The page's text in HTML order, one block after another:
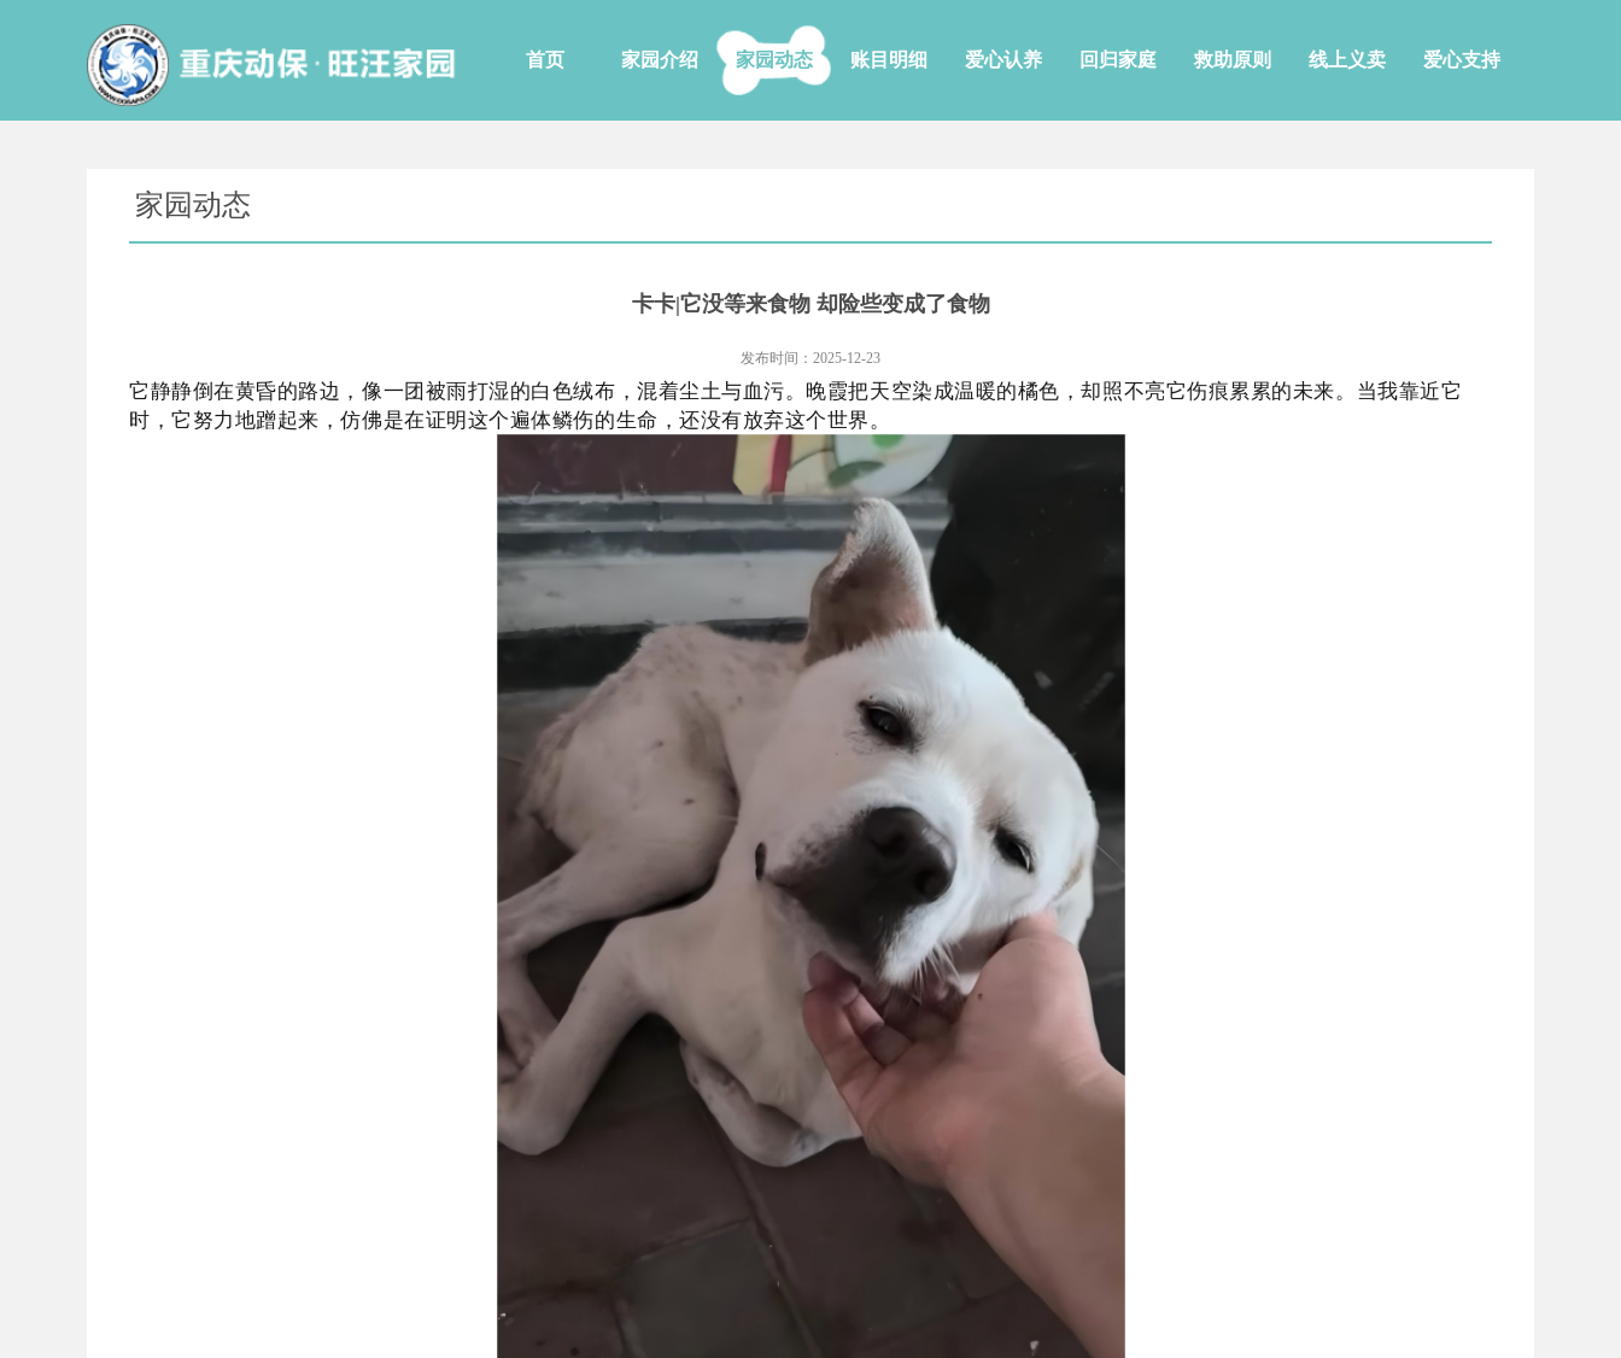
首页 家园介绍 家园动态 账目明细 爱心认养 回归家庭 救助原则 线上义卖 爱心支持
家园动态
卡卡|它没等来食物 却险些变成了食物
发布时间：2025-12-23
它静静倒在黄昏的路边，像一团被雨打湿的白色绒布，混着尘土与血污。晚霞把天空染成温暖的橘色，却照不亮它伤痕累累的未来。当我靠近它
时，它努力地蹭起来，仿佛是在证明这个遍体鳞伤的生命，还没有放弃这个世界。